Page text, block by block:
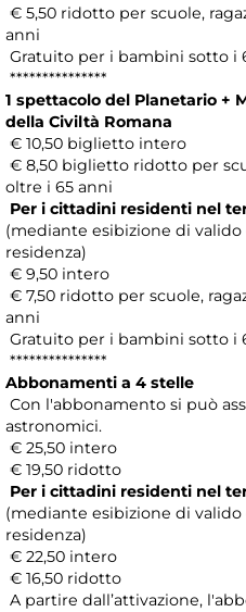
€ 5,50 ridotto per scuole,
anni
Gratuito per i bambini sotto i
***************
1 spettacolo del Planetario +
della Civiltà Romana
€ 10,50 biglietto intero
€ 8,50 biglietto ridotto per
oltre i 65 anni
Per i cittadini residenti nel
(mediante esibizione di
residenza)
€ 9,50 intero
€ 7,50 ridotto per scuole,
anni
Gratuito per i bambini sotto i
***************
Abbonamenti a 4 stelle
Con l'abbonamento si può
astronomici.
€ 25,50 intero
€ 19,50 ridotto
Per i cittadini residenti nel
(mediante esibizione di
residenza)
€ 22,50 intero
€ 16,50 ridotto
A partire dall’attivazione,